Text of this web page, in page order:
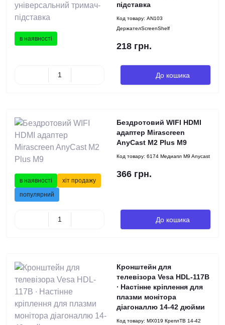
в наявності
підставка
Код товару: AN103
ДержателScreenShelf
218 грн.
До кошика
в наявності
хіт продажу
популярний
Бездротовий WIFI HDMI
адаптер Mirascreen
AnyCast M2 Plus M9
Код товару: 6174 Медиапл M9 Anycast
366 грн.
До кошика
Кронштейн для
телевізора Vesa HDL-117В
∙ Настінне кріплення для
плазми монітора
діагоналлю 14-42 дюйми
Код товару: MX019 КреплТВ 14-42